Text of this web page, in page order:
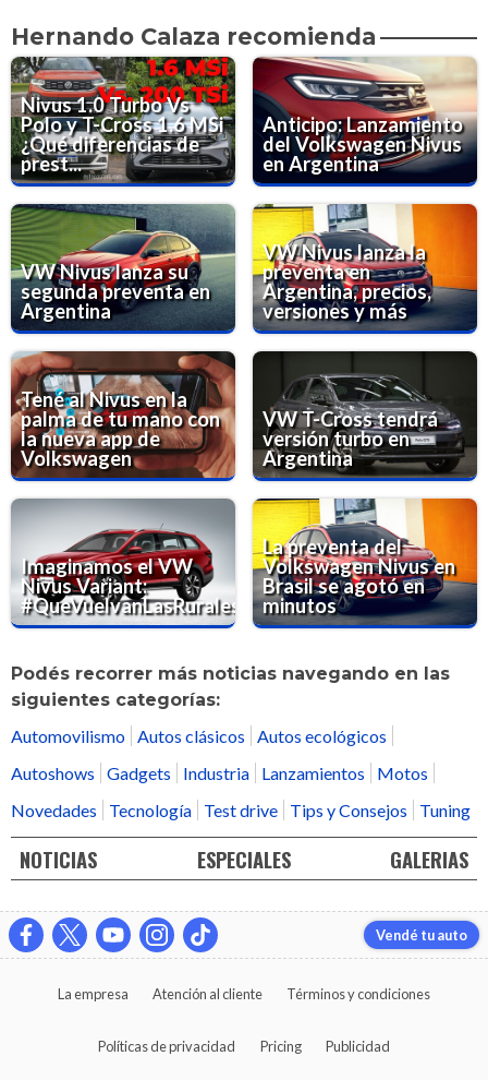
Hernando Calaza recomienda
Nivus 1.0 Turbo Vs
Polo y T-Cross 1.6 MSi
¿Qué diferencias de
prest...
Anticipo: Lanzamiento
del Volkswagen Nivus
en Argentina
VW Nivus lanza su
segunda preventa en
Argentina
VW Nivus lanza la
preventa en
Argentina, precios,
versiones y más
Tené al Nivus en la
palma de tu mano con
la nueva app de
Volkswagen
VW T-Cross tendrá
versión turbo en
Argentina
Imaginamos el VW
Nivus Variant:
#QueVuelvanLasRurales
La preventa del
Volkswagen Nivus en
Brasil se agotó en
minutos
Podés recorrer más noticias navegando en las
siguientes categorías:
Automovilismo Autos clásicos
Autos ecológicos
Autoshows
Gadgets Industria Lanzamientos
Motos
Novedades
Tecnología Test drive Tips y Consejos Tuning
NOTICIAS ESPECIALES GALERIAS
Vendé tu auto
La empresa Atención al cliente Términos y condiciones
Políticas de privacidad Pricing Publicidad